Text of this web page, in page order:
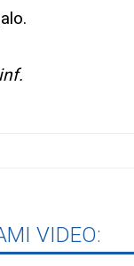
VIDEO: